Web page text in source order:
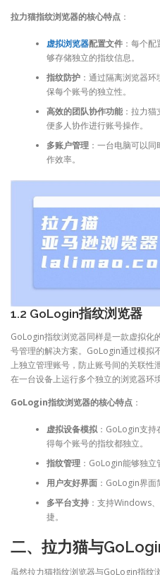
拉力猫指纹浏览器的核心特点 ：
虚拟浏览器配置文件：每个配
够存储独立的指纹信息。
指纹防护：通过隔离浏览器环
保每个账号的独立性。
高效的团队协作功能：拉力猫
便多人协作进行账号操作。
多账户管理：一台电脑可以同
作效率。
1.2 GoLogin指纹浏览器
GoLogin指纹浏览器同样是一款虚拟化
号管理的解决方案。GoLogin通过模拟
上独立管理账号，防止账号间的关联
在一台设备上运行多个独立的浏览器环境
GoLogin指纹浏览器的核心特点 ：
虚拟设备模拟：GoLogin支持
得每个账号的指纹都独立。
指纹管理：GoLogin能够独立
用户友好界面：GoLogin界面
多平台支持：支持Windows
捷。
二、拉力猫与
虽然拉力猫指纹浏览器与GoLogin指纹